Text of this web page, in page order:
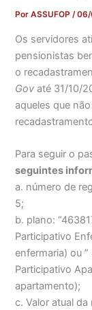
PorASSUFOP/06/
Os servidores
pensionistas
o
Gov até 31/10/
aqueles que
Para seguir o
seguintes
a. número de
5;
b. plano:
Participativo
enfermaria) ou
Participativo
apartamento);
c. Valor atual